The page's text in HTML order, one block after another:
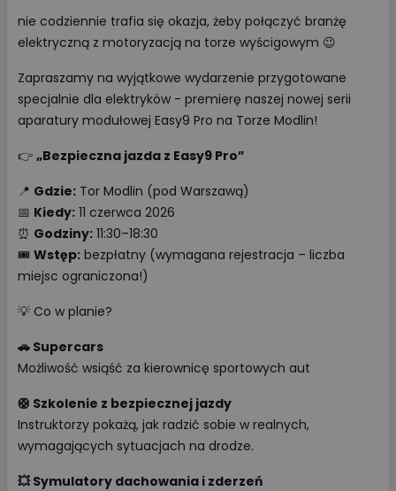
nie codziennie trafia się okazja, żeby połączyć branżę
elektryczną z motoryzacją na torze wyścigowym 😉
Zapraszamy na wyjątkowe wydarzenie przygotowane
specjalnie dla elektryków - premierę naszej nowej serii
aparatury modułowej Easy9 Pro na Torze Modlin!
👉 „Bezpieczna jazda z Easy9 Pro”
📍 Gdzie: Tor Modlin (pod Warszawą)
📅 Kiedy: 11 czerwca 2026
⏰ Godziny: 11:30–18:30
🎟 Wstęp: bezpłatny (wymagana rejestracja – liczba
miejsc ograniczona!)
💡 Co w planie?
🚗 Supercars
Możliwość wsiąść za kierownicę sportowych aut
🛟 Szkolenie z bezpiecznej jazdy
Instruktorzy pokażą, jak radzić sobie w realnych,
wymagających sytuacjach na drodze.
💥 Symulatory dachowania i zderzeń